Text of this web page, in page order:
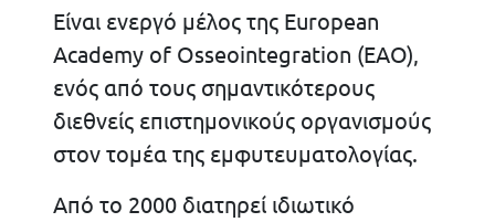
Είναι ενεργό μέλος της European
Academy of Osseointegration (EAO),
ενός από τους σημαντικότερους
διεθνείς επιστημονικούς οργανισμούς
στον τομέα της εμφυτευματολογίας.
Από το 2000 διατηρεί ιδιωτικό